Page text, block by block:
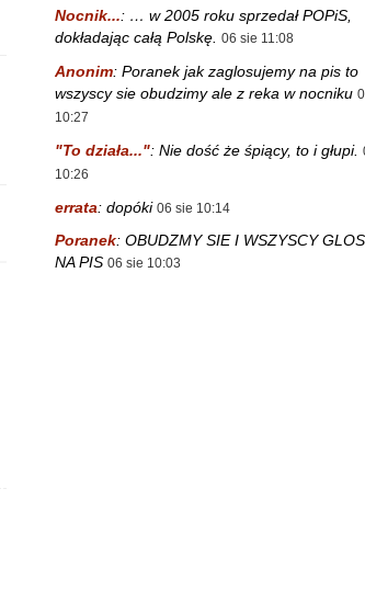
Nocnik...: … w 2005 roku sprzedał POPiS,
dokładając całą Polskę. 06 sie 11:08
Anonim: Poranek jak zaglosujemy na pis to
wszyscy sie obudzimy ale z reka w nocniku
10:27
"To działa...": Nie dość że śpiący, to i głupi.
10:26
errata: dopóki 06 sie 10:14
Poranek: OBUDZMY SIE I WSZYSCY
NA PIS 06 sie 10:03